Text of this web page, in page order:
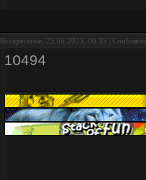
Воскресенье, 25.06.2023, 00:35 |
10494